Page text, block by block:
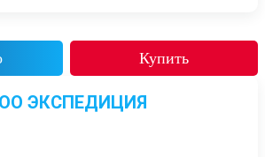
Купить
ЭКСПЕДИЦИЯ